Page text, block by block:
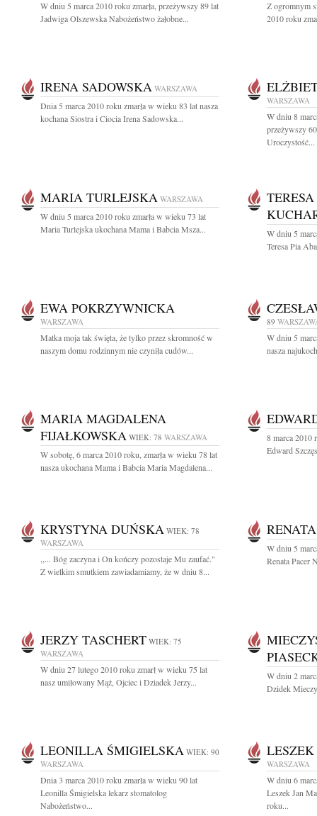
W dniu 5 marca 2010 roku zmarła, przeżywszy 89 lat
Jadwiga Olszewska Nabożeństwo żałobne...
Z ogromnym
2010 roku
IRENA SADOWSKA WARSZAWA
Dnia 5 marca 2010 roku zmarła w wieku 83 lat nasza
kochana Siostra i Ciocia Irena Sadowska...
WARSZAWA
W dniu 8
przeżywszy
Uroczystość...
MARIA TURLEJSKA WARSZAWA
W dniu 5 marca 2010 roku zmarła w wieku 73 lat
Maria Turlejska ukochana Mama i Babcia Msza...
W dniu 5
Teresa Pia
EWA POKRZYWNICKA
WARSZAWA
Matka moja tak święta, że tylko przez skromność w
naszym domu rodzinnym nie czyniła cudów...
89
W dniu 5
nasza
MARIA MAGDALENA
FIJAŁKOWSKA WIEK: 78 WARSZAWA
W sobotę, 6 marca 2010 roku, zmarła w wieku 78 lat
nasza ukochana Mama i Babcia Maria Magdalena...
8 marca 2010
Edward
KRYSTYNA DUŃSKA WIEK: 78
WARSZAWA
,,... Bóg zaczyna i On kończy pozostaje Mu zaufać."
Z wielkim smutkiem zawiadamiamy, że w dniu 8...
W dniu 5
Renata Pacer
JERZY TASCHERT WIEK: 75
WARSZAWA
W dniu 27 lutego 2010 roku zmarł w wieku 75 lat
nasz umiłowany Mąż, Ojciec i Dziadek Jerzy...
W dniu 2
Dzidek
LEONILLA ŚMIGIELSKA WIEK: 90
WARSZAWA
Dnia 3 marca 2010 roku zmarła w wieku 90 lat
Leonilla Śmigielska lekarz stomatolog
Nabożeństwo...
WARSZAWA
W dniu 6
Leszek Jan
roku...